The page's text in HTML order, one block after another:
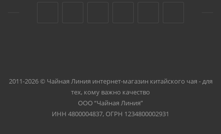
2011-2026 © Чайная Линия интернет-магазин китайского чая - для
тех, кому важно качество
ООО “Чайная Линия”
ИНН 4800004837, ОГРН 1234800002931